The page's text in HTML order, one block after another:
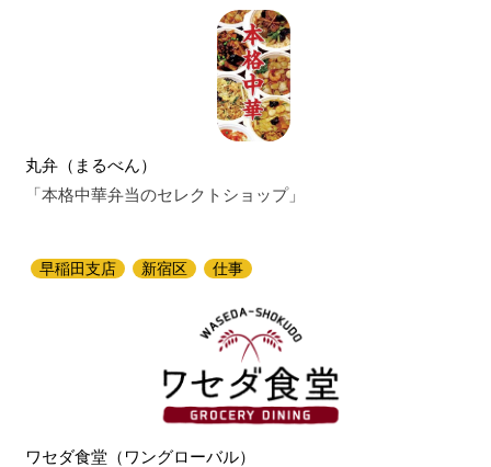
丸弁（まるべん）
「本格中華弁当のセレクトショップ」
早稲田支店 新宿区 仕事
ワセダ食堂（ワングローバル）